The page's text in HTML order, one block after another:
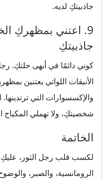
جاذبيتكِ لديه.
9. اعتني بمظهركِ
جاذبيتكِ
كوني دائمًا في أبهى حلتكِ.
الأنيقات اللواتي يعتنين
والإكسسوارات التي
شخصيتكِ، ولا تهملي
الخاتمة
لكسب قلب رجل الثور، عليكِ
الرومانسية، والصبر،